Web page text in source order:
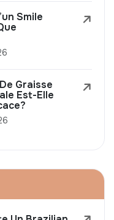
Smile
Graisse
Est-Elle